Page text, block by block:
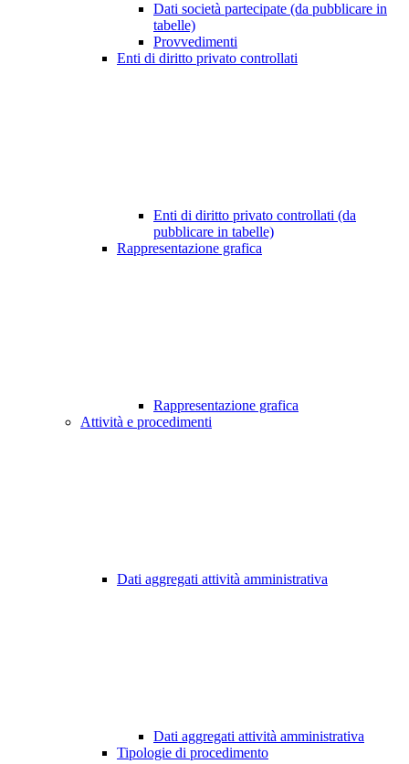
Dati società partecipate (da pubblicare in
tabelle)
Provvedimenti
Enti di diritto privato controllati
Enti di diritto privato controllati (da
pubblicare in tabelle)
Rappresentazione grafica
Rappresentazione grafica
Attività e procedimenti
Dati aggregati attività amministrativa
Dati aggregati attività amministrativa
Tipologie di procedimento